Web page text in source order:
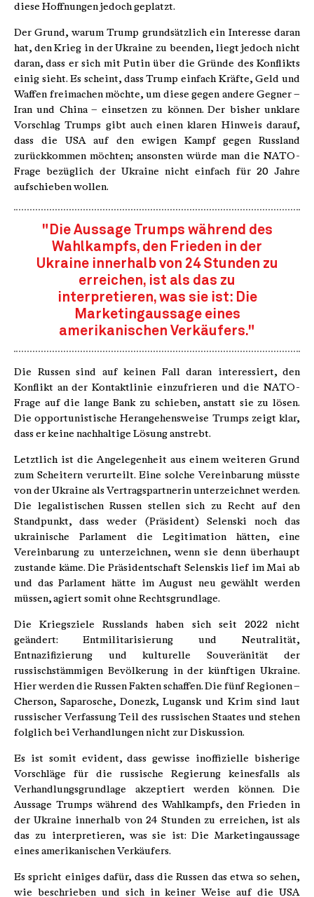
diese Hoffnungen jedoch geplatzt.
Der Grund, warum Trump grundsätzlich ein Interesse daran
hat, den Krieg in der Ukraine zu beenden, liegt jedoch nicht
daran, dass er sich mit Putin über die Gründe des Konflikts
einig sieht. Es scheint, dass Trump einfach Kräfte, Geld und
Waffen freimachen möchte, um diese gegen andere Gegner –
Iran und China – einsetzen zu können. Der bisher unklare
Vorschlag Trumps gibt auch einen klaren Hinweis darauf,
dass die USA auf den ewigen Kampf gegen Russland
zurückkommen möchten; ansonsten würde man die NATO-
Frage bezüglich der Ukraine nicht einfach für 20 Jahre
aufschieben wollen.
"Die Aussage Trumps während des
Wahlkampfs, den Frieden in der
Ukraine innerhalb von 24 Stunden zu
erreichen, ist als das zu
interpretieren, was sie ist: Die
Marketingaussage eines
amerikanischen Verkäufers."
Die Russen sind auf keinen Fall daran interessiert, den
Konflikt an der Kontaktlinie einzufrieren und die NATO-
Frage auf die lange Bank zu schieben, anstatt sie zu lösen.
Die opportunistische Herangehensweise Trumps zeigt klar,
dass er keine nachhaltige Lösung anstrebt.
Letztlich ist die Angelegenheit aus einem weiteren Grund
zum Scheitern verurteilt. Eine solche Vereinbarung müsste
von der Ukraine als Vertragspartnerin unterzeichnet werden.
Die legalistischen Russen stellen sich zu Recht auf den
Standpunkt, dass weder (Präsident) Selenski noch das
ukrainische Parlament die Legitimation hätten, eine
Vereinbarung zu unterzeichnen, wenn sie denn überhaupt
zustande käme. Die Präsidentschaft Selenskis lief im Mai ab
und das Parlament hätte im August neu gewählt werden
müssen, agiert somit ohne Rechtsgrundlage.
Die Kriegsziele Russlands haben sich seit 2022 nicht
geändert: Entmilitarisierung und Neutralität,
Entnazifizierung und kulturelle Souveränität der
russischstämmigen Bevölkerung in der künftigen Ukraine.
Hier werden die Russen Fakten schaffen. Die fünf Regionen –
Cherson, Saparosche, Donezk, Lugansk und Krim sind laut
russischer Verfassung Teil des russischen Staates und stehen
folglich bei Verhandlungen nicht zur Diskussion.
Es ist somit evident, dass gewisse inoffizielle bisherige
Vorschläge für die russische Regierung keinesfalls als
Verhandlungsgrundlage akzeptiert werden können. Die
Aussage Trumps während des Wahlkampfs, den Frieden in
der Ukraine innerhalb von 24 Stunden zu erreichen, ist als
das zu interpretieren, was sie ist: Die Marketingaussage
eines amerikanischen Verkäufers.
Es spricht einiges dafür, dass die Russen das etwa so sehen,
wie beschrieben und sich in keiner Weise auf die USA